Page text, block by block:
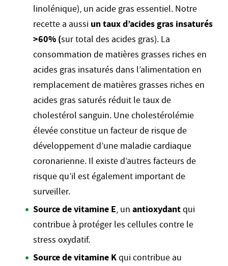
linolénique), un acide gras essentiel. Notre
recette a aussi un taux d’acides gras insaturés
>60% (sur total des acides gras). La
consommation de matières grasses riches en
acides gras insaturés dans l’alimentation en
remplacement de matières grasses riches en
acides gras saturés réduit le taux de
cholestérol sanguin. Une cholestérolémie
élevée constitue un facteur de risque de
développement d’une maladie cardiaque
coronarienne. Il existe d’autres facteurs de
risque qu’il est également important de
surveiller.
Source de vitamine E, un antioxydantqui
contribue à protéger les cellules contre le
stress oxydatif.
Source de vitamine Kqui contribue au